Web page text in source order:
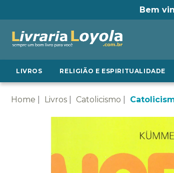
Bem
LIVROS RELIGIÃO E ESPIRITUALIDADE
Home Livros Catolicismo